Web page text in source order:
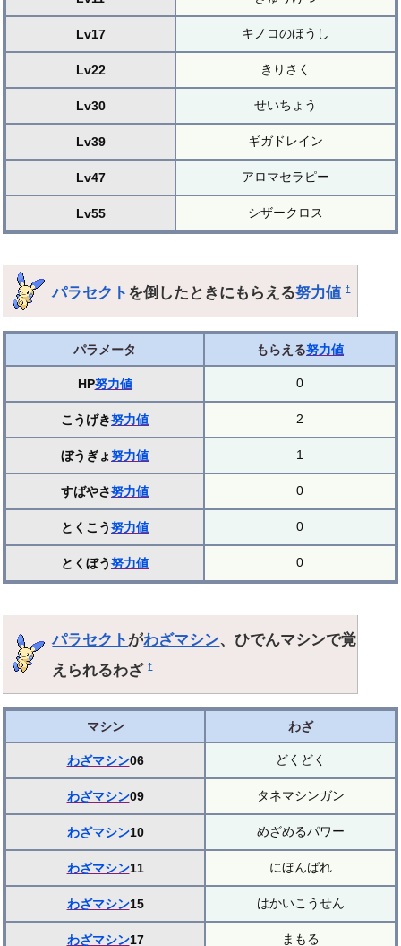
Lv17 キノコのほうし
Lv22 きりさく
Lv30 せいちょう
Lv39 ギガドレイン
Lv47 アロマセラピー
Lv55 シザークロス
パラセクト を倒したときにもらえる努力値 †
パラメータ もらえる努力値
HP努力値 0
こうげき努力値 2
ぼうぎょ努力値 1
すばやさ努力値 0
とくこう努力値 0
とくぼう努力値 0
パラセクトがわざマシン、ひでんマシンで覚
えられるわざ†
マシン わざ
わざマシン06 どくどく
わざマシン09 タネマシンガン
わざマシン10 めざめるパワー
わざマシン11 にほんばれ
わざマシン15 はかいこうせん
わざマシン17 まもる